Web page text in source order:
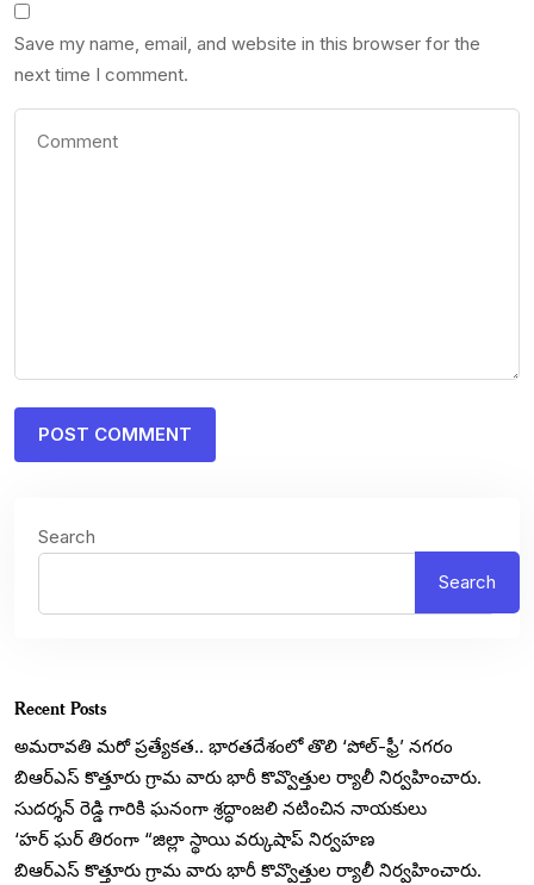
Save my name, email, and website in this browser for the
next time I comment.
Search
Search
Recent Posts
అమరావతి మరో ప్రత్యేకత.. భారతదేశంలో తొలి ‘పోల్-ఫ్రీ’ నగరం
బిఆర్ఎస్ కొత్తూరు గ్రామ వారు భారీ కొవ్వొత్తుల ర్యాలీ నిర్వహించారు.
సుదర్శన్ రెడ్డి గారికి ఘనంగా శ్రద్ధాంజలి నటించిన నాయకులు
‘హర్ ఘర్ తిరంగా “జిల్లా స్థాయి వర్కుషాప్ నిర్వహణ
బిఆర్ఎస్ కొత్తూరు గ్రామ వారు భారీ కొవ్వొత్తుల ర్యాలీ నిర్వహించారు.